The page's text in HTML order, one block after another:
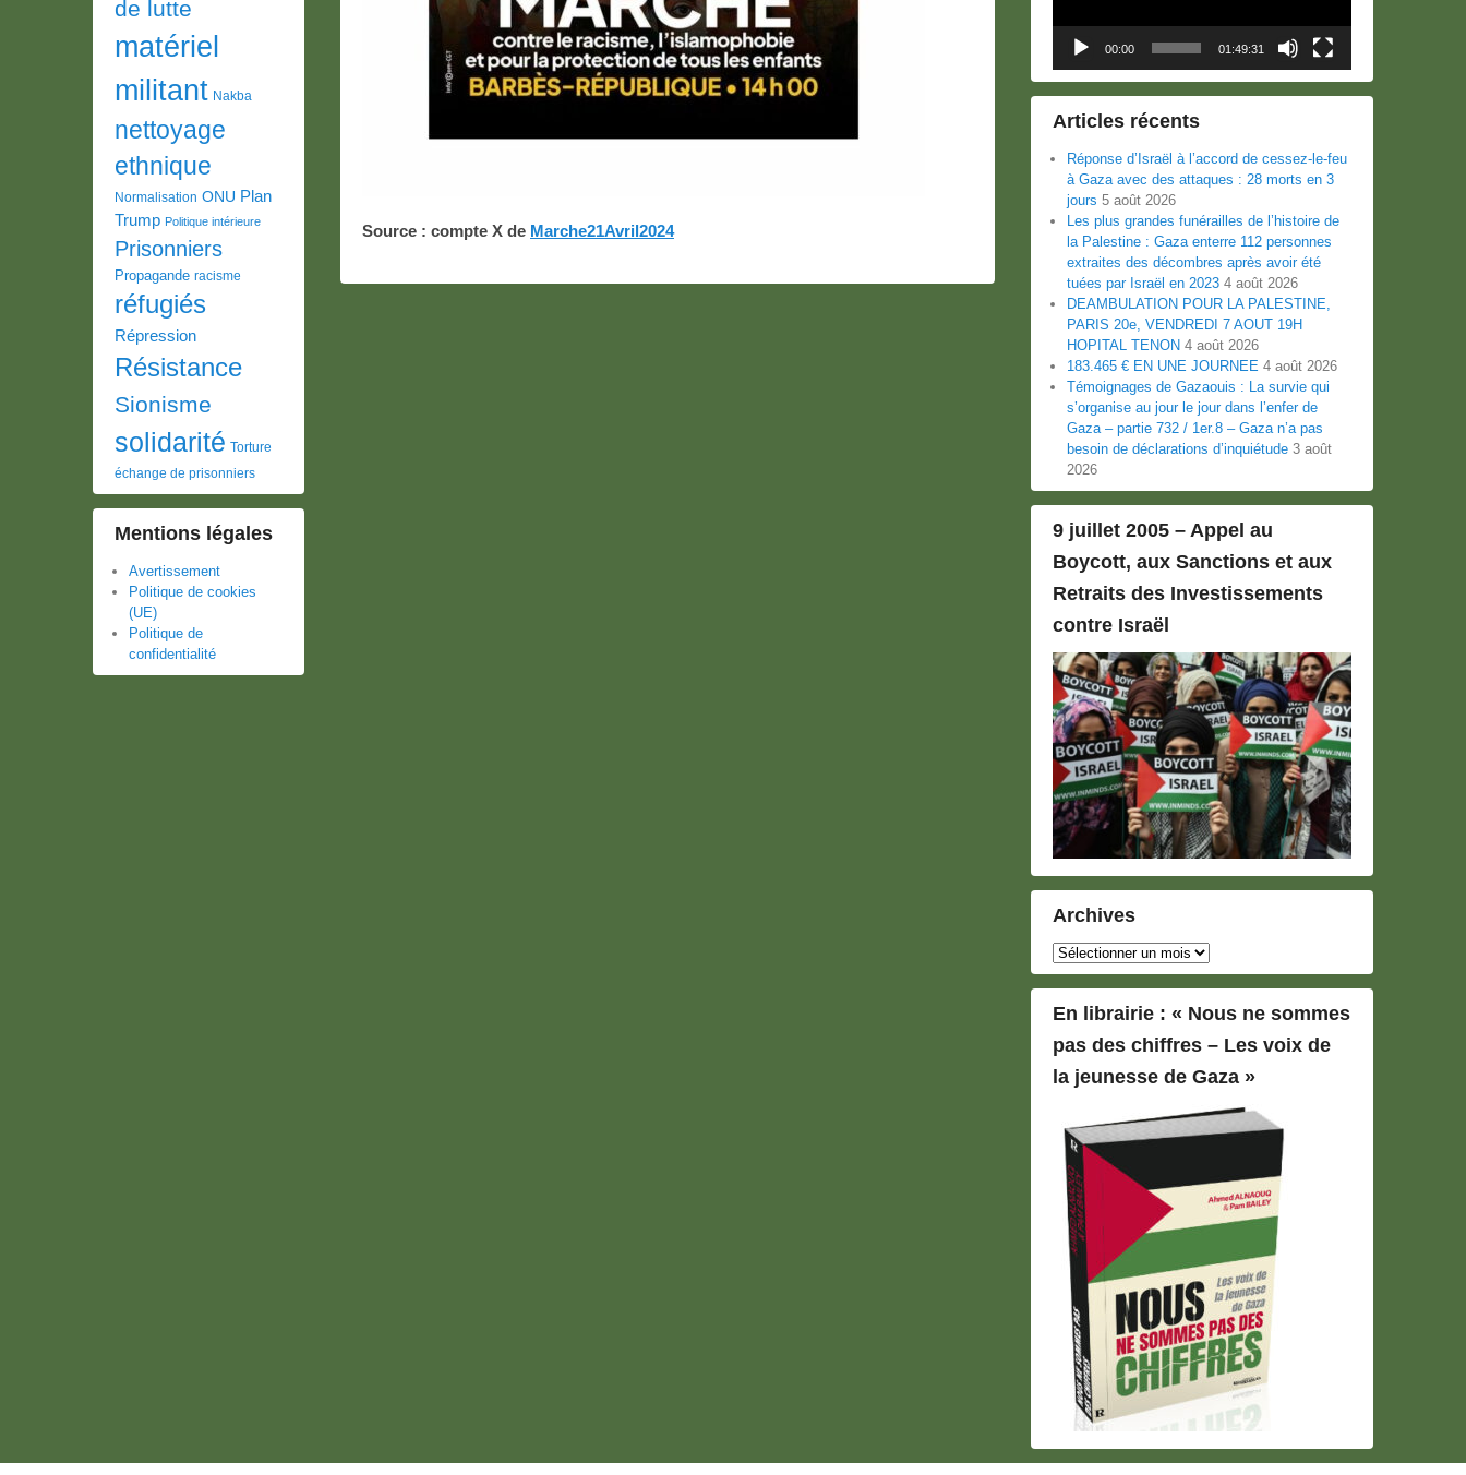
Source : compte X de Marche21Avril2024
00:00 01:49:31
Articles récents
Réponse d’Israël à l’accord de cessez-le-feu
à Gaza avec des attaques : 28 morts en 3
jours 5 août 2026
Les plus grandes funérailles de l’histoire de
la Palestine : Gaza enterre 112 personnes
extraites des décombres après avoir été
tuées par Israël en 2023 4 août 2026
DEAMBULATION POUR LA PALESTINE,
PARIS 20e, VENDREDI 7 AOUT 19H
HOPITAL TENON 4 août 2026
183.465 € EN UNE JOURNEE 4 août 2026
Témoignages de Gazaouis : La survie qui
s’organise au jour le jour dans l’enfer de
Gaza – partie 732 / 1er.8 – Gaza n’a pas
besoin de déclarations d’inquiétude 3 août
2026
9 juillet 2005 – Appel au
Boycott, aux Sanctions et aux
Retraits des Investissements
contre Israël
Archives
Archives
En librairie : « Nous ne sommes
pas des chiffres – Les voix de
la jeunesse de Gaza »
de lutte
matériel
militant Nakba
nettoyage
ethnique
Normalisation ONU Plan
Trump Politique intérieure
Prisonniers
Propagande racisme
réfugiés
Répression
Résistance
Sionisme
solidarité Torture
échange de prisonniers
Mentions légales
Avertissement
Politique de cookies
(UE)
Politique de
confidentialité